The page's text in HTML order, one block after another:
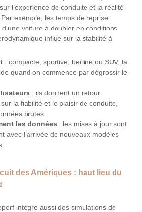
l’expérience de conduite et la réalité
exemple, les temps de reprise
voiture à doubler en conditions
influe sur la stabilité à
: compacte, sportive, berline ou SUV, la
quand on commence par dégrossir le
: ils donnent un retour
la fiabilité et le plaisir de conduite,
brutes.
les données : les mises à jour sont
avec l’arrivée de nouveaux modèles
des Amériques : haut lieu du
intègre aussi des simulations de